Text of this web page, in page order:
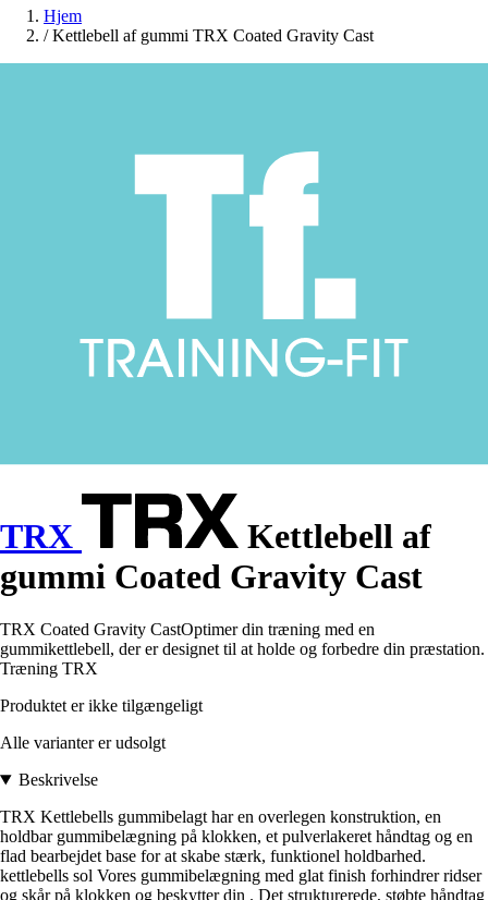
Hjem
/ Kettlebell af gummi TRX Coated Gravity Cast
TRX
Kettlebell af
gummi Coated Gravity Cast
TRX Coated Gravity CastOptimer din træning med en
gummikettlebell, der er designet til at holde og forbedre din præstation.
Træning TRX
Produktet er ikke tilgængeligt
Alle varianter er udsolgt
Beskrivelse
TRX Kettlebells gummibelagt har en overlegen konstruktion, en
holdbar gummibelægning på klokken, et pulverlakeret håndtag og en
flad bearbejdet base for at skabe stærk, funktionel holdbarhed.
kettlebells sol Vores gummibelægning med glat finish forhindrer ridser
og skår på klokken og beskytter din . Det strukturerede, støbte håndtag